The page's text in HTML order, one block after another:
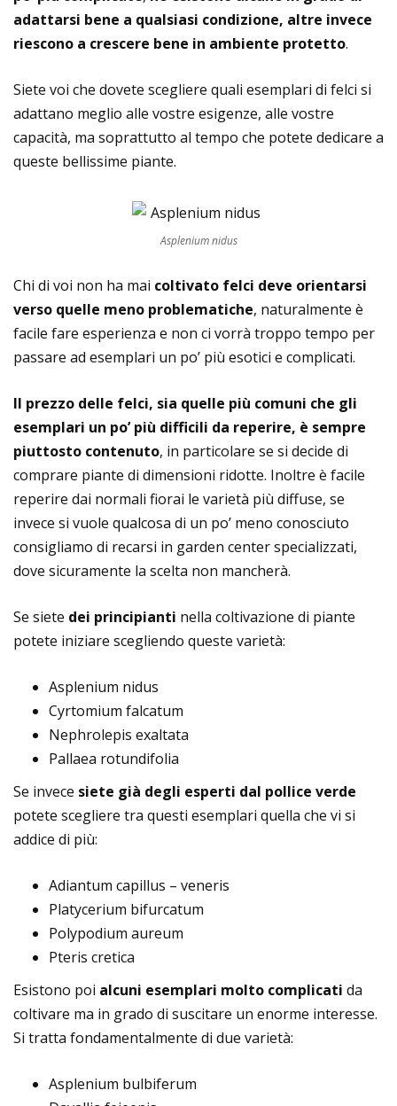
adattarsi bene a qualsiasi condizione, altre invece
riescono a crescere bene in ambiente protetto.
Siete voi che dovete scegliere quali esemplari di felci si
adattano meglio alle vostre esigenze, alle vostre
capacità, ma soprattutto al tempo che potete dedicare a
queste bellissime piante.
Asplenium nidus
Chi di voi non ha mai coltivato felci deve orientarsi
verso quelle meno problematiche, naturalmente è
facile fare esperienza e non ci vorrà troppo tempo per
passare ad esemplari un po’ più esotici e complicati.
Il prezzo delle felci, sia quelle più comuni che gli
esemplari un po’ più difficili da reperire, è sempre
piuttosto contenuto, in particolare se si decide di
comprare piante di dimensioni ridotte. Inoltre è facile
reperire dai normali fiorai le varietà più diffuse, se
invece si vuole qualcosa di un po’ meno conosciuto
consigliamo di recarsi in garden center specializzati,
dove sicuramente la scelta non mancherà.
Se siete dei principianti nella coltivazione di piante
potete iniziare scegliendo queste varietà:
Asplenium nidus
Cyrtomium falcatum
Nephrolepis exaltata
Pallaea rotundifolia
Se invece siete già degli esperti dal pollice verde
potete scegliere tra questi esemplari quella che vi si
addice di più:
Adiantum capillus – veneris
Platycerium bifurcatum
Polypodium aureum
Pteris cretica
Esistono poi alcuni esemplari molto complicati da
coltivare ma in grado di suscitare un enorme interesse.
Si tratta fondamentalmente di due varietà:
Asplenium bulbiferum